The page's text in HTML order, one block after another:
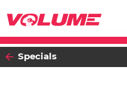
Specials